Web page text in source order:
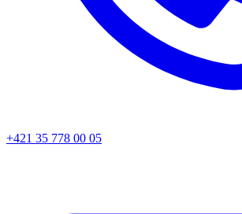
+421 35 778 00 05